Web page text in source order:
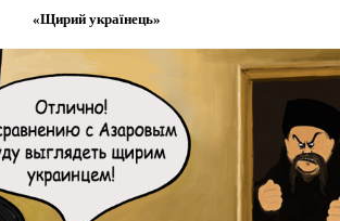
«Щирий українець»